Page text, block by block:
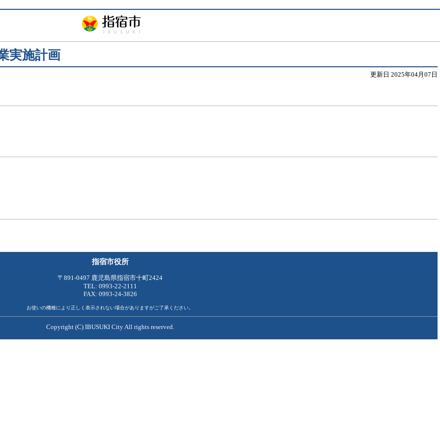
実施計画
更新日 2025年04月07日
指宿市役所
〒891-0497 鹿児島県指宿市十町2424
TEL: 0993-22-2111
FAX: 0993-24-3826
お使いの機種により正しく表示されない場合がありますがご了承ください。
Copyright (C) IBUSUKI City All rights reserved.